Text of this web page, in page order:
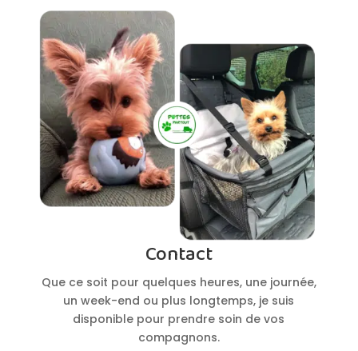
Contact
Que ce soit pour quelques heures, une journée,
un week-end ou plus longtemps, je suis
disponible pour prendre soin de vos
compagnons.